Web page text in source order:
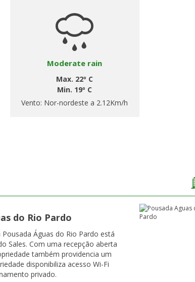
Moderate rain
Max. 22º C
Min. 19º C
Vento: Nor-nordeste a 2.12Km/h
do Rio Pardo
Águas do Rio Pardo está
Sales. Com uma recepção aberta
também providencia um
disponibiliza acesso Wi-Fi
privado.